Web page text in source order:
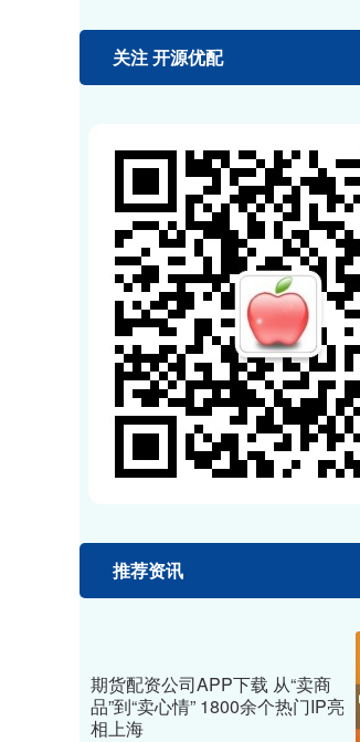
关注 开源优配
推荐资讯
期货配资公司APP下载 从“卖商
品”到“卖心情” 1800余个热门IP亮
相上海